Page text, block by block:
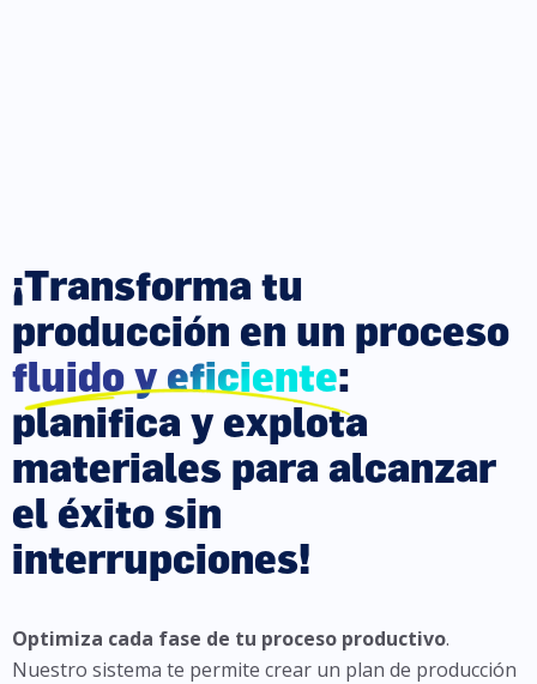
¡Transforma tu
producción en un proceso
fluido y eficiente:
planifica y explota
materiales para alcanzar
el éxito sin
interrupciones!
Optimiza cada fase de tu proceso productivo.
Nuestro sistema te permite crear un plan de producción